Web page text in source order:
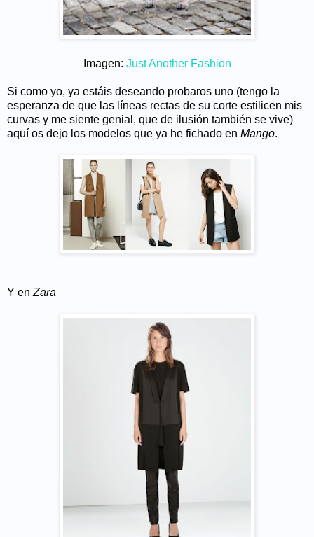
Imagen: Just Another Fashion
Si como yo, ya estáis deseando probaros uno (tengo la
esperanza de que las líneas rectas de su corte estilicen mis
curvas y me siente genial, que de ilusión también se vive)
aquí os dejo los modelos que ya he fichado en Mango.
Y en Zara